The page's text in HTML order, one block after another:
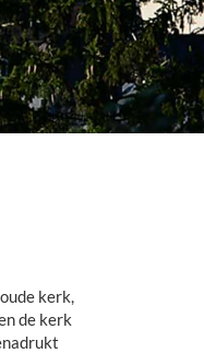
kerk,
de kerk